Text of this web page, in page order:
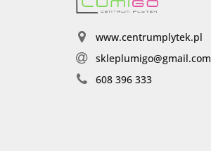
www.centrumplytek.pl
skleplumigo@gmail.com
608 396 333